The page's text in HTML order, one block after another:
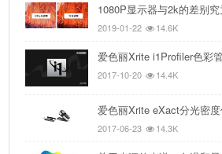
1080P显示器与2k的差别究
2019-01-22 14.6K
爱色丽Xrite i1Profiler色彩
2017-10-20 14.4K
爱色丽Xrite eXact分光密
2017-06-23 14.3K